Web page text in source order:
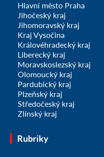
Hlavní město Praha
Jihočeský kraj
Jihomoravský kraj
Kraj Vysočina
Královéhradecký kraj
Liberecký kraj
Moravskoslezský kraj
Olomoucký kraj
Pardubický kraj
Plzeňský kraj
Středočeský kraj
Zlínský kraj
Rubriky